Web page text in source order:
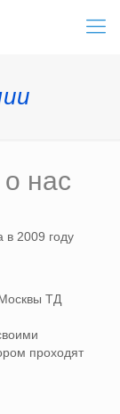
нас
в 2009 году
ТД
проходят